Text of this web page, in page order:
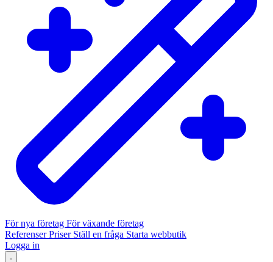
För nya företag För växande företag
ReferenserPriser Ställ en fråga Starta webbutik
Logga in